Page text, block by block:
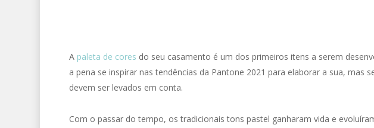
A paleta de cores do seu casamento é um dos primeiros itens a serem
a pena se inspirar nas tendências da Pantone 2021 para elaborar a sua, mas
devem ser levados em conta.
Com o passar do tempo, os tradicionais tons pastel ganharam vida e